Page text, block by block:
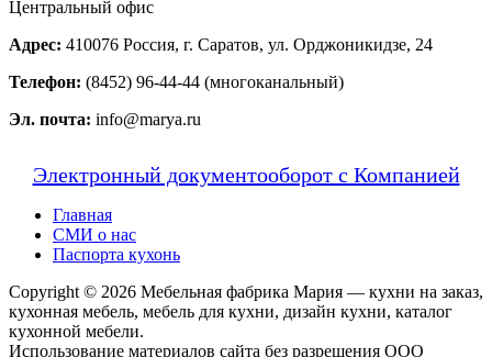
Центральный офис
Адрес: 410076 Россия, г. Саратов, ул. Орджоникидзе, 24
Телефон: (8452) 96-44-44 (многоканальный)
Эл. почта: info@marya.ru
Электронный документооборот с Компанией
Главная
СМИ о нас
Паспорта кухонь
Copyright © 2026 Мебельная фабрика Мария — кухни на заказ,
кухонная мебель, мебель для кухни, дизайн кухни, каталог
кухонной мебели.
Использование материалов сайта без разрешения ООО